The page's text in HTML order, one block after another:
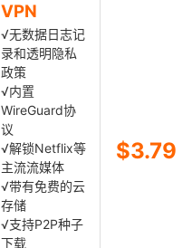
VPN
√无数据日志记
录和透明隐私
政策
√内置
WireGuard协
议
√解锁Netflix等
主流流媒体
√带有免费的云
存储
√支持P2P种子
下载
$3.79